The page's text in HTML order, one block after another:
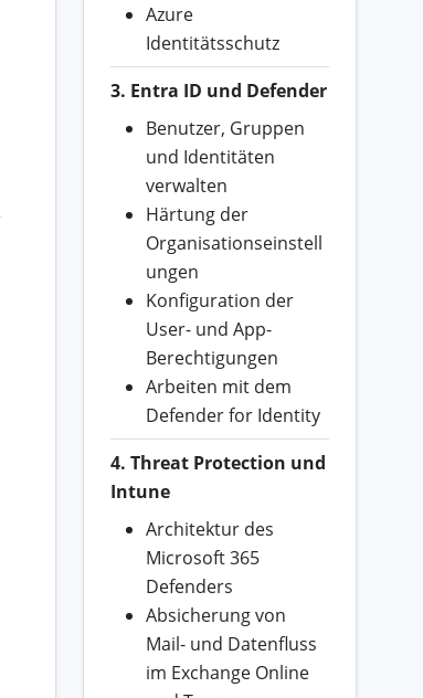
Azure
Identitätsschutz
3. Entra ID und Defender
Benutzer, Gruppen
und Identitäten
verwalten
Härtung der
Organisationseinstell
ungen
Konfiguration der
User- und App-
Berechtigungen
Arbeiten mit dem
Defender for Identity
4. Threat Protection und
Intune
Architektur des
Microsoft 365
Defenders
Absicherung von
Mail- und Datenfluss
im Exchange Online